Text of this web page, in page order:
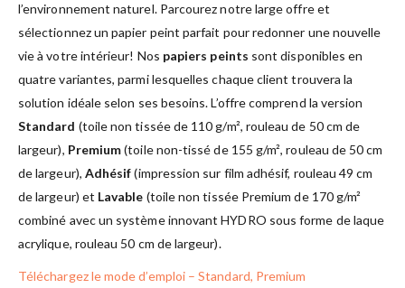
l’environnement naturel. Parcourez notre large offre et
sélectionnez un papier peint parfait pour redonner une nouvelle
vie à votre intérieur! Nos papiers peints sont disponibles en
quatre variantes, parmi lesquelles chaque client trouvera la
solution idéale selon ses besoins. L’offre comprend la version
Standard (toile non tissée de 110 g/m², rouleau de 50 cm de
largeur), Premium(toile non-tissé de 155 g/m², rouleau de 50 cm
de largeur), Adhésif(impression sur film adhésif, rouleau 49 cm
de largeur) et Lavable (toile non tissée Premium de 170 g/m²
combiné avec un système innovant HYDRO sous forme de laque
acrylique, rouleau 50 cm de largeur).
Téléchargez le mode d’emploi – Standard, Premium